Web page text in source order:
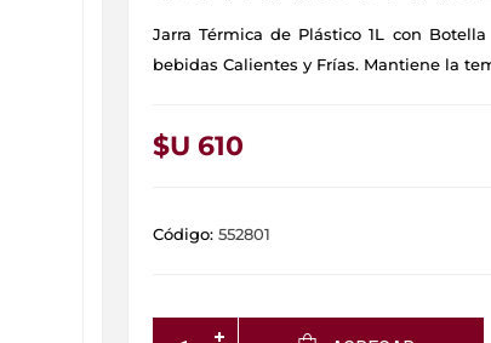
Jarra Térmica de Plástico 1L con
bebidas Calientes y Frías. Mantiene la
$U 610
Código: 552801